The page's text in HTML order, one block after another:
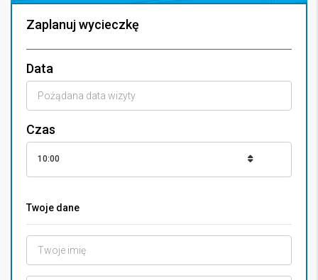
Zaplanuj wycieczkę
Data
Czas
10:00
Twoje dane